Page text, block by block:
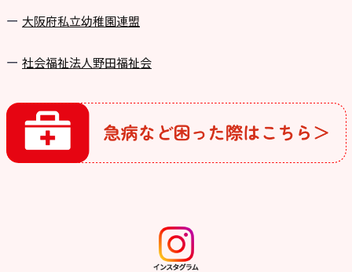
⼤阪府私⽴幼稚園連盟
社会福祉法人野田福祉会